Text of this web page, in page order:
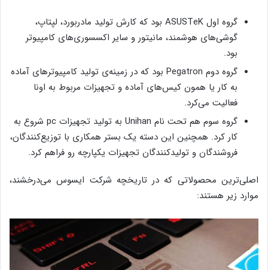
گروه اول ASUSTeK بود که کارش تولید مادربورد، لپتاپ،
گوشی‌های هوشمند، مانیتور و سایر اکسسوری‌های کامپیوتر
بود.
گروه دوم Pegatron بود که در زمینه‌ی تولید کامپیوترهای آماده
به کار یا همون کیس‌های آماده و تجهیزات مربوط به اونا
فعالیت می‌کرد.
گروه سوم هم تحت نام Unihan به تولید تجهیزات pc شروع به
کار کرد. همچنین این دسته یک بستر همکاری با توزیع‌کنندگان،
فروشندگان و تولیدکنندگان تجهیزات یکپارچه رو فراهم کرد.
اصلی‌ترین محصولاتی که در تاریخچه شرکت ایسوس می‌درخشند،
موارد زیر هستند: